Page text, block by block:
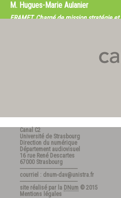
M. Hugues-Marie Aulanier
ERAMET, Chargé de mission stratégie
Canal C2
Université de Strasbourg
Direction du numérique
Département audiovisuel
16 rue René Descartes
67000 Strasbourg
---------------------------------------
courriel : dnum-dav@unistra.fr
---------------------------------------
site réalisé par la DNum © 2015
Mentions légales